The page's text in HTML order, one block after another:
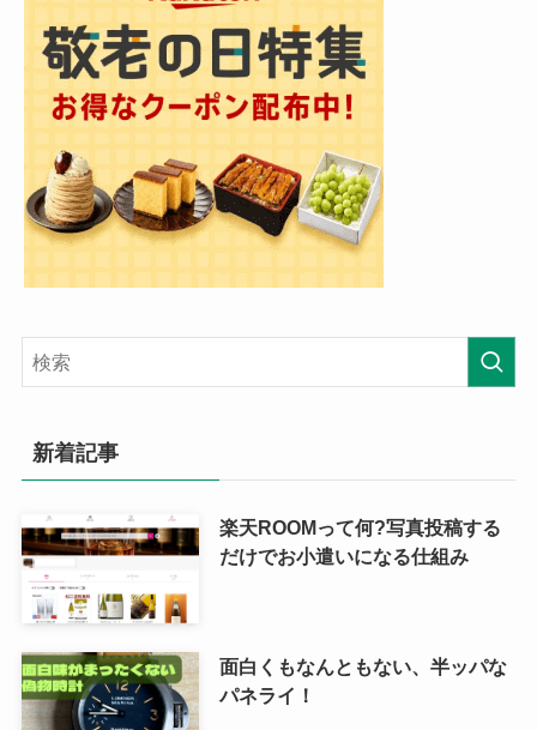
新着記事
楽天ROOMって何?写真投稿する
だけでお小遣いになる仕組み
面白くもなんともない、半ッパな
パネライ！